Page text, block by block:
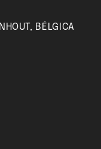
BÉLGICA